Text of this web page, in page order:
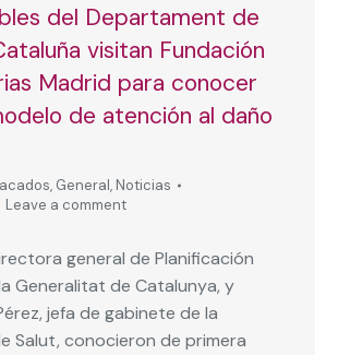
del Departament de
visitan Fundación
Madrid para conocer
de atención al daño
, General, Noticias
Leave a comment
general de Planificación
Generalitat de Catalunya, y
jefa de gabinete de la
Salut, conocieron de primera